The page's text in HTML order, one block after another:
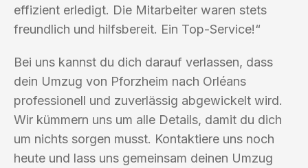
effizient erledigt. Die Mitarbeiter waren stets
freundlich und hilfsbereit. Ein Top-Service!“
Bei uns kannst du dich darauf verlassen, dass
dein Umzug von Pforzheim nach Orléans
professionell und zuverlässig abgewickelt wird.
Wir kümmern uns um alle Details, damit du dich
um nichts sorgen musst. Kontaktiere uns noch
heute und lass uns gemeinsam deinen Umzug